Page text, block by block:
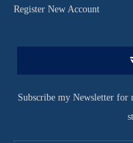
Register New Account
Subscribe my Newsletter for